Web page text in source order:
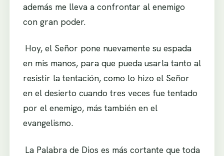
además me lleva a confrontar al enemigo
con gran poder.
Hoy, el Señor pone nuevamente su espada
en mis manos, para que pueda usarla tanto al
resistir la tentación, como lo hizo el Señor
en el desierto cuando tres veces fue tentado
por el enemigo, más también en el
evangelismo.
La Palabra de Dios es más cortante que toda